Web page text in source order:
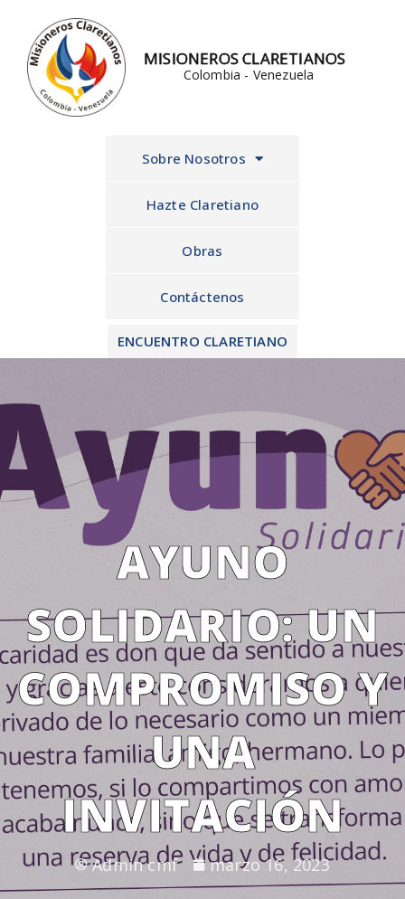
contenido
MISIONEROS CLARETIANOS
Colombia - Venezuela
Sobre Nosotros
Hazte Claretiano
Obras
Contáctenos
ENCUENTRO CLARETIANO
AYUNO
SOLIDARIO: UN
COMPROMISO Y
UNA
INVITACIÓN
Admin cmf marzo 16, 2023